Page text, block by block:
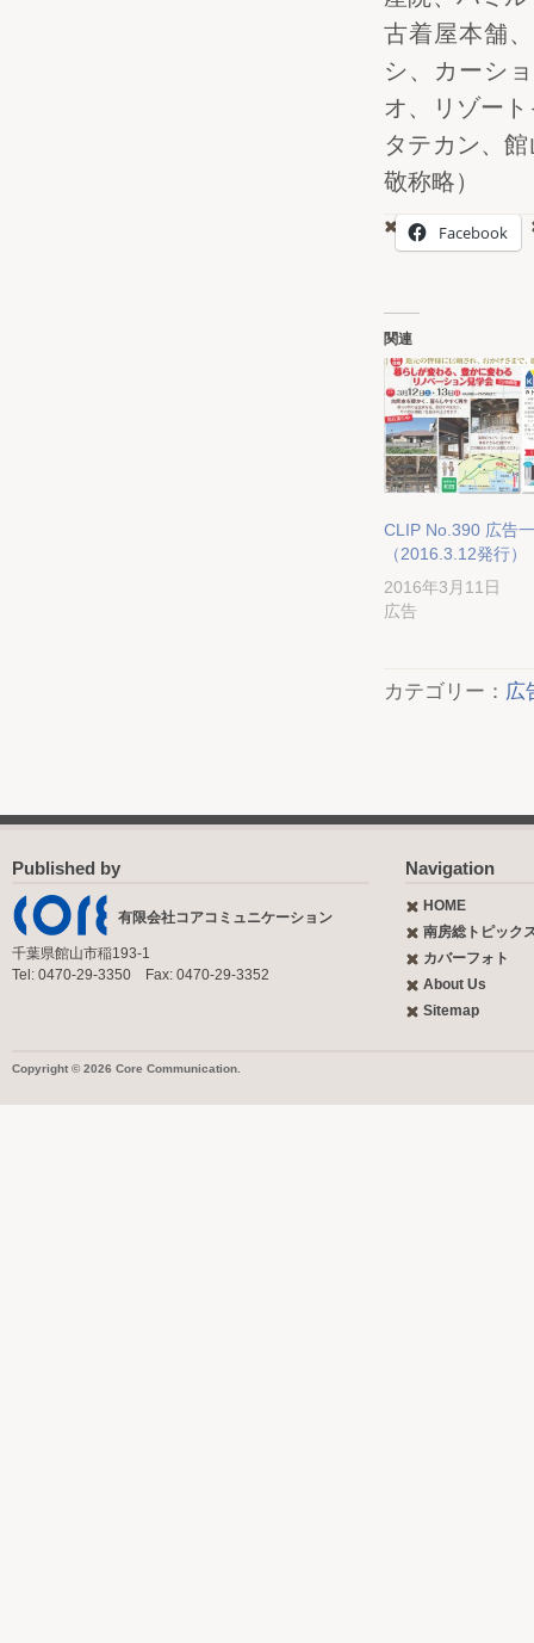
古着屋本舗
シ、カーシ
オ、リゾー
タテカン、
敬称略）
Facebook
関連
CLIP No.390 広告
（2016.3.12発行）
2016年3月11日
広告
カテゴリー： 広
Published by
有限会社コアコミュニケーション
千葉県館山市稲193-1
Tel: 0470-29-3350 Fax: 0470-29-3352
Navigation
HOME
南房総トピック
カバーフォト
About Us
Sitemap
Copyright © 2026 Core Communication.